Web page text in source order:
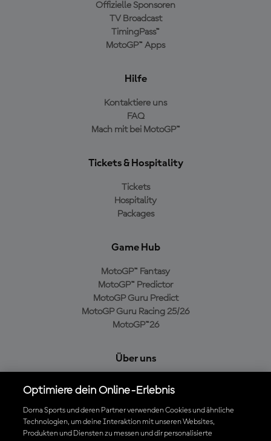
Offizielle Sponsoren
TV Broadcast
TimingPass™
MotoGP™ Apps
Hilfe
Kontaktiere uns
FAQ
Mach mit bei MotoGP™
Tickets & Hospitality
Tickets
Hospitality
Packages
Game Hub
MotoGP™ Fantasy
MotoGP™ Predictor
MotoGP Guru Predict
MotoGP Guru Racing 25/26
MotoGP™26
Über uns
Cookie-Richtlinien
Geschäftsbedingungen
Datenschutzrichtlinien
Kaufrichtlinie
Optimiere dein Online-Erlebnis
Dorna Sports und deren Partner verwenden Cookies und ähnliche
Technologien, um deine Interaktion mit unseren Websites,
Produkten und Diensten zu messen und dir personalisierte